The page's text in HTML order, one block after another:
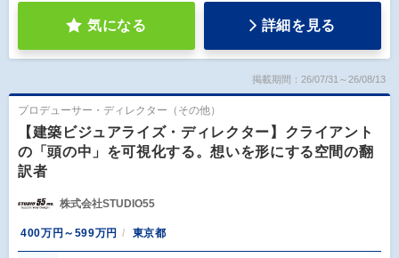
気になる 詳細を見る
掲載期間：26/07/31～26/08/13
プロデューサー・ディレクター（その他）
【建築ビジュアライズ・ディレクター】クライアント
の「頭の中」を可視化する。想いを形にする空間の翻
訳者
株式会社STUDIO55
400万円～599万円 東京都